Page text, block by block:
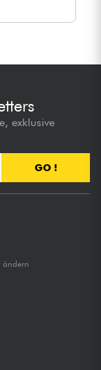
exklusive
GO !
ändern